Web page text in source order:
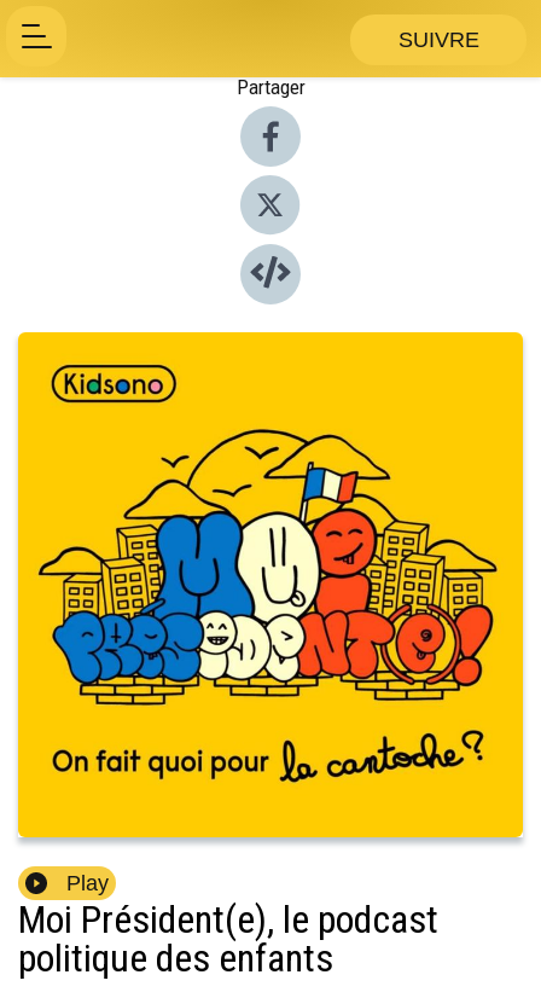
SUIVRE
Partager
Play
Moi Président(e), le podcast
politique des enfants